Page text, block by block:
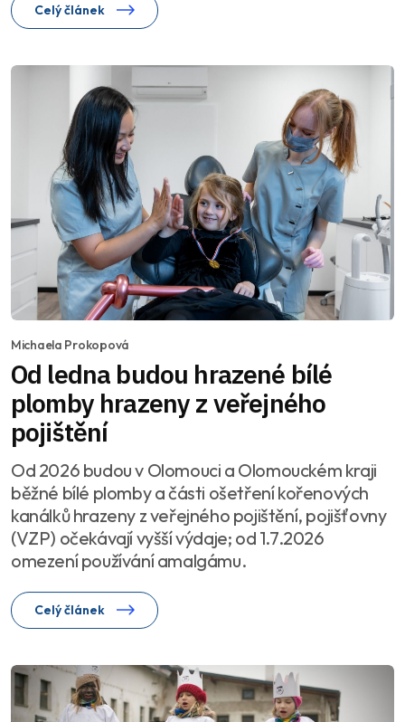
Celý článek
Michaela Prokopová
Od ledna budou hrazené bílé
plomby hrazeny z veřejného
pojištění
Od 2026 budou v Olomouci a Olomouckém kraji
běžné bílé plomby a části ošetření kořenových
kanálků hrazeny z veřejného pojištění, pojišťovny
(VZP) očekávají vyšší výdaje; od 1.7.2026
omezení používání amalgámu.
Celý článek